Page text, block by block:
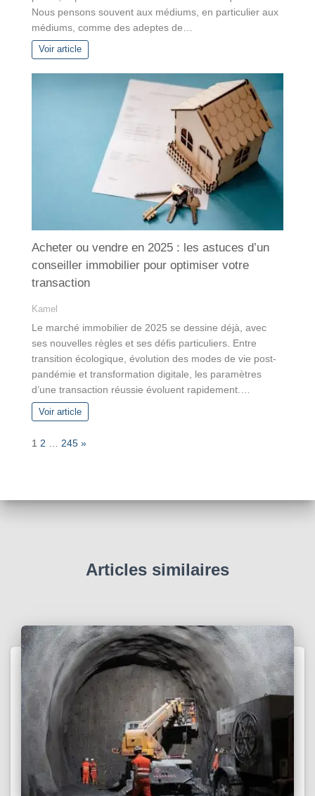
Nous pensons souvent aux médiums, en particulier aux
médiums, comme des adeptes de…
Voir article
Acheter ou vendre en 2025 : les astuces d’un
conseiller immobilier pour optimiser votre
transaction
Kamel
Le marché immobilier de 2025 se dessine déjà, avec
ses nouvelles règles et ses défis particuliers. Entre
transition écologique, évolution des modes de vie post-
pandémie et transformation digitale, les paramètres
d’une transaction réussie évoluent rapidement.…
Voir article
P
:
1 2 245 N
»
Articles similaires